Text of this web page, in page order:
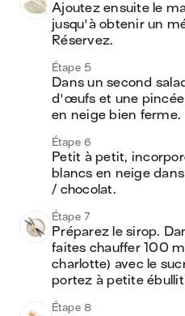
Ajoutez ensuite le
jusqu'à obtenir un
Réservez.
Étape 5
Dans un second
d'œufs et une pincée
en neige bien ferme.
Étape 6
Petit à petit,
blancs en neige
/ chocolat.
Étape 7
Préparez le sirop.
faites chauffer 100
charlotte) avec le
portez à petite
Étape 8